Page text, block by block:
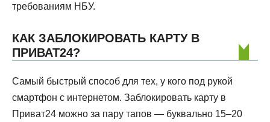
требованиям НБУ.
КАК ЗАБЛОКИРОВАТЬ КАРТУ В
ПРИВАТ24?
Самый быстрый способ для тех, у кого под рукой
смартфон с интернетом. Заблокировать карту в
Приват24 можно за пару тапов — буквально 15–20